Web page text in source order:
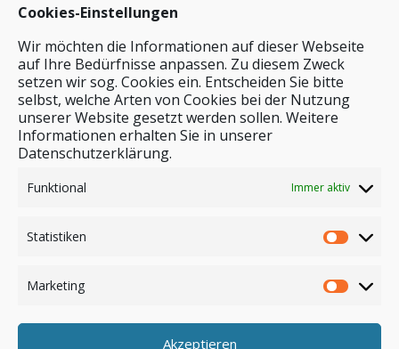
Cookies-Einstellungen
Wir möchten die Informationen auf dieser Webseite
auf Ihre Bedürfnisse anpassen. Zu diesem Zweck
setzen wir sog. Cookies ein. Entscheiden Sie bitte
selbst, welche Arten von Cookies bei der Nutzung
unserer Website gesetzt werden sollen. Weitere
Informationen erhalten Sie in unserer
Datenschutzerklärung.
Funktional Immer aktiv
Statistiken
Marketing
Akzeptieren
Stichwortsuche